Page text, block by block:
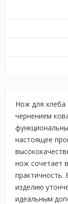
Нож для хлеба
чернением
настоящее
нож сочетает
практичность.
изделию
идеальным